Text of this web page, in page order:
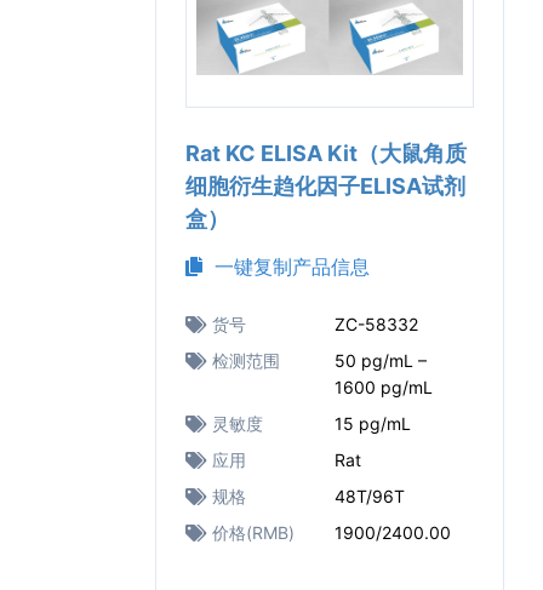
Rat KC ELISA Kit（大鼠角质
细胞衍生趋化因子ELISA试剂
盒）
一键复制产品信息
货号
ZC-58332
检测范围
50 pg/mL –
1600 pg/mL
灵敏度
15 pg/mL
应用
Rat
规格
48T/96T
价格(RMB)
1900/2400.00